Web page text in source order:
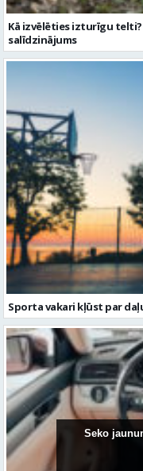
Sporta vakari kļūst par
Seko